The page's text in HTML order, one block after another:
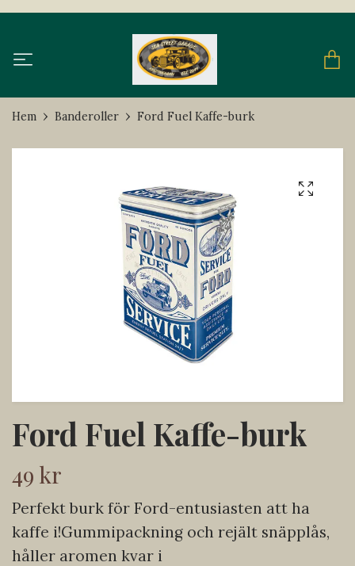
Hem Banderoller Ford Fuel Kaffe-burk
Ford Fuel Kaffe-burk
49 kr
Perfekt burk för Ford-entusiasten att ha
kaffe i!Gummipackning och rejält snäpplås,
håller aromen kvar i